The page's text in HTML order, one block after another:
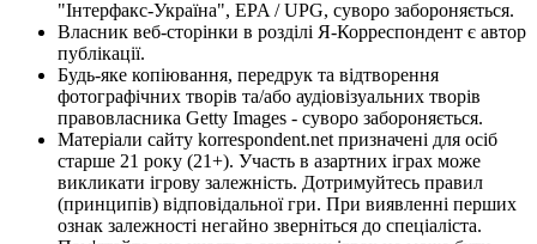
"Інтерфакс-Україна", EPA / UPG, суворо забороняється.
Власник веб-сторінки в розділі Я-Корреспондент є автор
публікації.
Будь-яке копіювання, передрук та відтворення
фотографічних творів та/або аудіовізуальних творів
правовласника Getty Images - суворо забороняється.
Матеріали сайту korrespondent.net призначені для осіб
старше 21 року (21+). Участь в азартних іграх може
викликати ігрову залежність. Дотримуйтесь правил
(принципів) відповідальної гри. При виявленні перших
ознак залежності негайно зверніться до спеціаліста.